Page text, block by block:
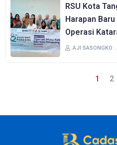
RSU Kota
Harapan
Operasi
AJI SASONGKO
1 2